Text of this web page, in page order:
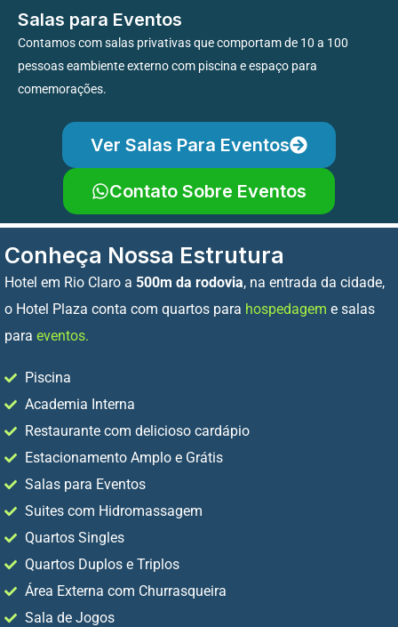
Salas para Eventos
Contamos com salas privativas que comportam de 10 a 100
pessoas eambiente externo com piscina e espaço para
comemorações.
Ver Salas Para Eventos
Contato Sobre Eventos
Conheça Nossa Estrutura
Hotel em Rio Claro a 500m da rodovia, na entrada da cidade,
o Hotel Plaza conta com quartos para hospedagem e salas
para eventos.
Piscina
Academia Interna
Restaurante com delicioso cardápio
Estacionamento Amplo e Grátis
Salas para Eventos
Suites com Hidromassagem
Quartos Singles
Quartos Duplos e Triplos
Área Externa com Churrasqueira
Sala de Jogos